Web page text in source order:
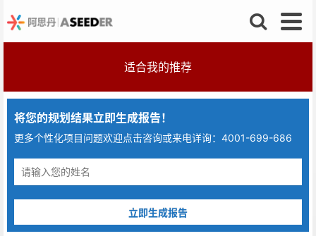
适合我的推荐
将您的规划结果立即生成报告！
更多个性化项目问题欢迎点击咨询或来电详询：4001-699-686
立即生成报告